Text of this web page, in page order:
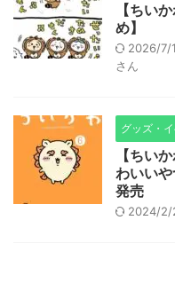
【ちい
め】
2026/7/
さん
グッズ・
【ちい
わいい
発売
2024/2/